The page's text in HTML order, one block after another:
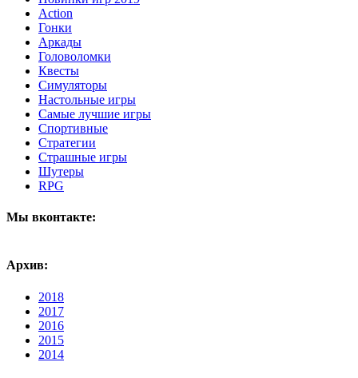
Action
Гонки
Аркады
Головоломки
Квесты
Симуляторы
Настольные игры
Самые лучшие игры
Спортивные
Стратегии
Страшные игры
Шутеры
RPG
Мы вконтакте:
Архив:
2018
2017
2016
2015
2014